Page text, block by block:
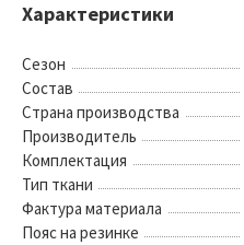
Характеристики
Сезон
Состав
Страна производства
Производитель
Комплектация
Тип ткани
Фактура материала
Пояс на резинке